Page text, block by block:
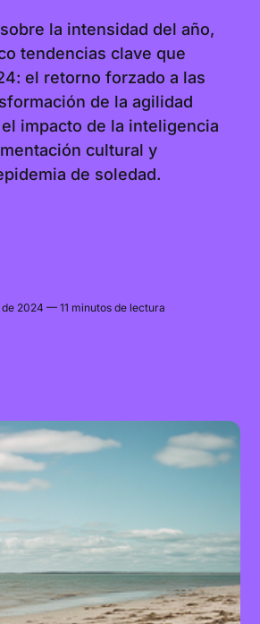
la intensidad del año,
tendencias clave que
el retorno forzado a las
de la agilidad
impacto de la inteligencia
cultural y
de soledad.
2024 — 11 minutos de lectura